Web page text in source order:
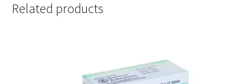
Related products